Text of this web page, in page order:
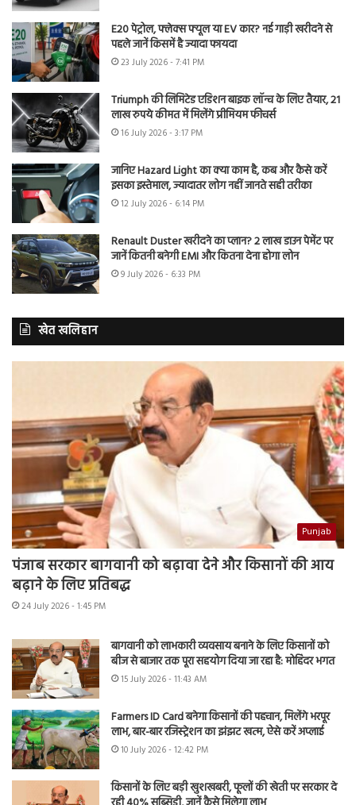
E20 पेट्रोल, फ्लेक्स फ्यूल या EV कार? नई गाड़ी खरीदने से
पहले जानें किसमें है ज्यादा फायदा
23 July 2026 - 7:41 PM
Triumph की लिमिटेड एडिशन बाइक लॉन्च के लिए तैयार, 21
लाख रुपये कीमत में मिलेंगे प्रीमियम फीचर्स
16 July 2026 - 3:17 PM
जानिए Hazard Light का क्या काम है, कब और कैसे करें
इसका इस्तेमाल, ज्यादातर लोग नहीं जानते सही तरीका
12 July 2026 - 6:14 PM
Renault Duster खरीदने का प्लान? 2 लाख डाउन पेमेंट पर
जानें कितनी बनेगी EMI और कितना देना होगा लोन
9 July 2026 - 6:33 PM
खेत खलिहान
Punjab
पंजाब सरकार बागवानी को बढ़ावा देने और किसानों की आय
बढ़ाने के लिए प्रतिबद्ध
24 July 2026 - 1:45 PM
बागवानी को लाभकारी व्यवसाय बनाने के लिए किसानों को
बीज से बाजार तक पूरा सहयोग दिया जा रहा है: मोहिंदर भगत
15 July 2026 - 11:43 AM
Farmers ID Card बनेगा किसानों की पहचान, मिलेंगे भरपूर
लाभ, बार-बार रजिस्ट्रेशन का झंझट खत्म, ऐसे करें अप्लाई
10 July 2026 - 12:42 PM
किसानों के लिए बड़ी खुशखबरी, फूलों की खेती पर सरकार दे